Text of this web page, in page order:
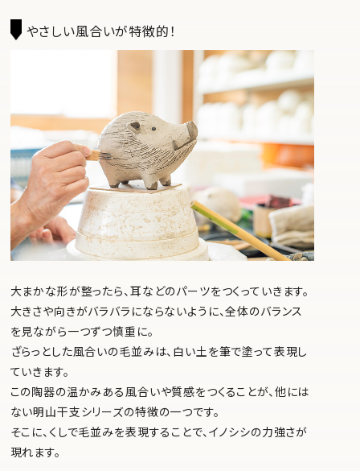
やさしい風合いが特徴的！
大まかな形が整ったら、耳などのパーツをつくっていきます。
大きさや向きがバラバラにならないように、全体のバランス
を見ながら一つずつ慎重に。
ざらっとした風合いの毛並みは、白い土を筆で塗って表現し
ていきます。
この陶器の温かみある風合いや質感をつくることが、他には
ない明山干支シリーズの特徴の一つです。
そこに、くしで毛並みを表現することで、イノシシの力強さが
現れます。